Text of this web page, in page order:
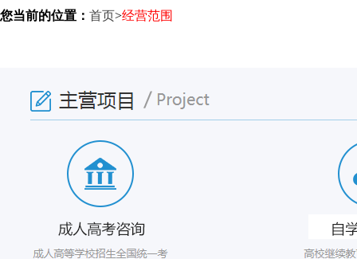
崇文继
您当前的位置： 首页>经营范围